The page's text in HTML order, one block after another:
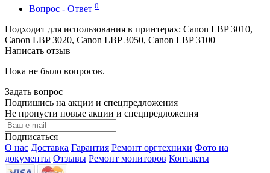
Вопрос - Ответ 0
Подходит для использования в принтерах: Canon LBP 3010,
Canon LBP 3020, Canon LBP 3050, Canon LBP 3100
Написать отзыв
Пока не было вопросов.
Задать вопрос
Подпишись на акции и спецпредложения
Не пропусти новые акции и спецпредложения
Подписаться
О нас Доставка Гарантия Ремонт оргтехники Фото на
документы Отзывы Ремонт мониторов Контакты